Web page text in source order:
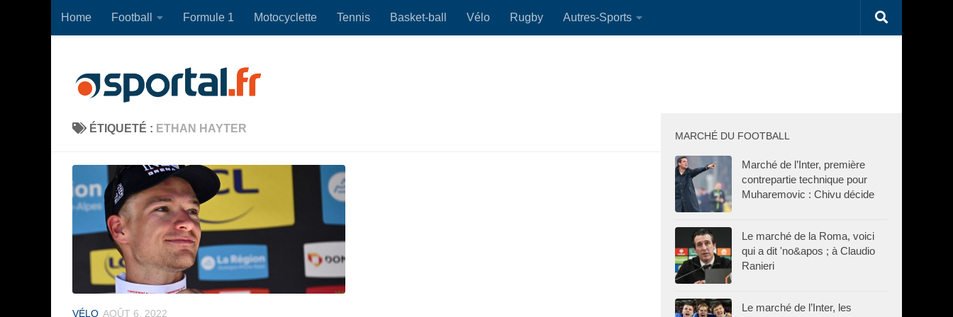
Skip to content
Home Football Formule 1 Motocyclette Tennis Basket-ball Vélo Rugby Autres-Sports
ÉTIQUETÉ : ETHAN HAYTER
VÉLO AOÛT 6, 2022
MARCHÉ DU FOOTBALL
Marché de l’Inter, première
contrepartie technique pour
Muharemovic : Chivu décide
Le marché de la Roma, voici
qui a dit 'no&apos ; à Claudio
Ranieri
Le marché de l’Inter, les